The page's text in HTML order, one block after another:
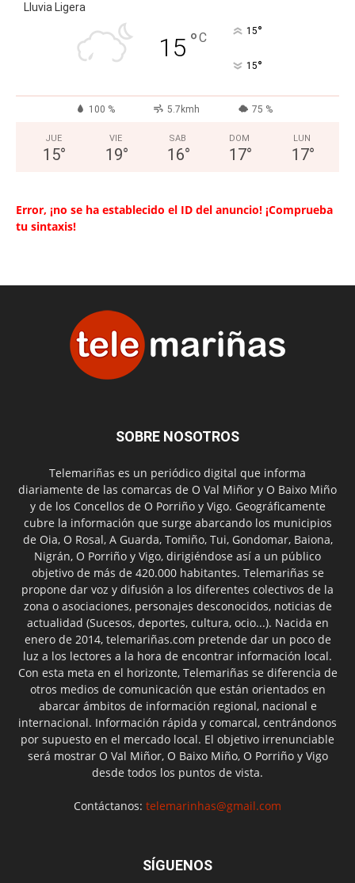
Lluvia Ligera
15 °C 15°
15°
100 % 5.7kmh 75 %
JUE
15°
VIE
19°
SAB
16°
DOM
17°
LUN
17°
Error, ¡no se ha establecido el ID del anuncio! ¡Comprueba
tu sintaxis!
SOBRE NOSOTROS
Telemariñas es un periódico digital que informa
diariamente de las comarcas de O Val Miñor y O Baixo Miño
y de los Concellos de O Porriño y Vigo. Geográficamente
cubre la información que surge abarcando los municipios
de Oia, O Rosal, A Guarda, Tomiño, Tui, Gondomar, Baiona,
Nigrán, O Porriño y Vigo, dirigiéndose así a un público
objetivo de más de 420.000 habitantes. Telemariñas se
propone dar voz y difusión a los diferentes colectivos de la
zona o asociaciones, personajes desconocidos, noticias de
actualidad (Sucesos, deportes, cultura, ocio...). Nacida en
enero de 2014, telemariñas.com pretende dar un poco de
luz a los lectores a la hora de encontrar información local.
Con esta meta en el horizonte, Telemariñas se diferencia de
otros medios de comunicación que están orientados en
abarcar ámbitos de información regional, nacional e
internacional. Información rápida y comarcal, centrándonos
por supuesto en el mercado local. El objetivo irrenunciable
será mostrar O Val Miñor, O Baixo Miño, O Porriño y Vigo
desde todos los puntos de vista.
Contáctanos: telemarinhas@gmail.com
SÍGUENOS